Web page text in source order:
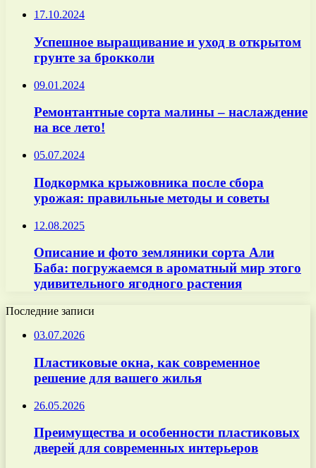
17.10.2024
Успешное выращивание и уход в открытом
грунте за брокколи
09.01.2024
Ремонтантные сорта малины – наслаждение
на все лето!
05.07.2024
Подкормка крыжовника после сбора
урожая: правильные методы и советы
12.08.2025
Описание и фото земляники сорта Али
Баба: погружаемся в ароматный мир этого
удивительного ягодного растения
Последние записи
03.07.2026
Пластиковые окна, как современное
решение для вашего жилья
26.05.2026
Преимущества и особенности пластиковых
дверей для современных интерьеров